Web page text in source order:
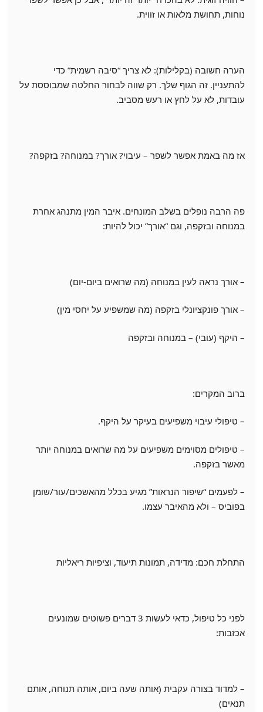
נוחות, תחושת מלאות או זווית.
הערה חשובה (בקלילות): לא צריך “סיבה רשמית” כדי
להתעניין. זה הגוף שלך. רק שווה לבחור החלטה שמבוססת על
עובדות, לא על לחץ או רעש מסביב.
אז מה באמת אפשר לשפר – עיבוי? אורך? במנוחה? בזקפה?
פה הרבה נופלים בשלב המונחים. איבר המין מתנהג אחרת
במנוחה ובזקפה, וגם “אורך” יכול להיות:
– אורך נראה לעין במנוחה (מה שרואים ביום-יום)
– אורך פונקציונלי בזקפה (מה שמשפיע על יחסי מין)
– היקף (עובי) – במנוחה ובזקפה
ברוב המקרים:
– טיפולי עיבוי משפיעים בעיקר על היקף.
– טיפולים מסוימים משפיעים על מה שרואים במנוחה יותר
מאשר בזקפה.
– לפעמים “שיפור הנראות” מגיע בכלל מהאשכים/עור/שומן
בפוביס – ולא מהאיבר עצמו.
התחלת חכם: מדידה, תמונות תיעוד, וציפיות ריאליות
לפני כל טיפול, כדאי לעשות 3 דברים פשוטים שמונעים
אכזבות:
– למדוד בצורה עקבית (אותה שעה ביום, אותה תנוחה, אותם
תנאים)